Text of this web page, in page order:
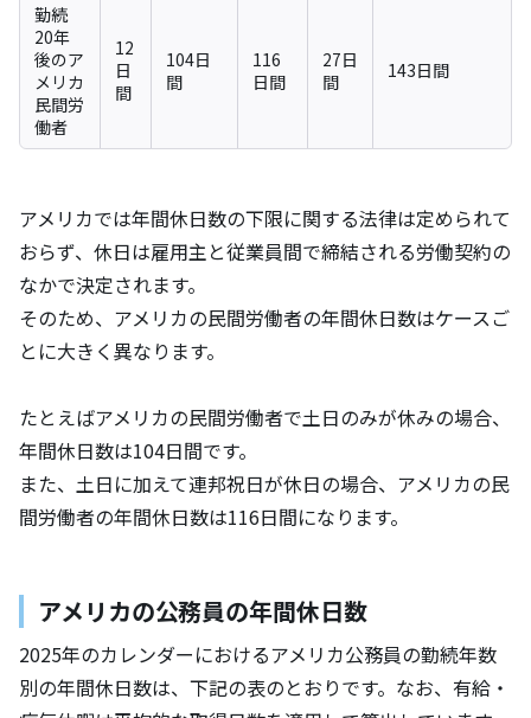
勤続
20年
後のア
メリカ
民間労
働者
12
日
間
104日
間
116
日間
27日
間
143日間
アメリカでは年間休日数の下限に関する法律は定められて
おらず、休日は雇用主と従業員間で締結される労働契約の
なかで決定されます。
そのため、アメリカの民間労働者の年間休日数はケースご
とに大きく異なります。
たとえばアメリカの民間労働者で土日のみが休みの場合、
年間休日数は104日間です。
また、土日に加えて連邦祝日が休日の場合、アメリカの民
間労働者の年間休日数は116日間になります。
アメリカの公務員の年間休日数
2025年のカレンダーにおけるアメリカ公務員の勤続年数
別の年間休日数は、下記の表のとおりです。なお、有給・